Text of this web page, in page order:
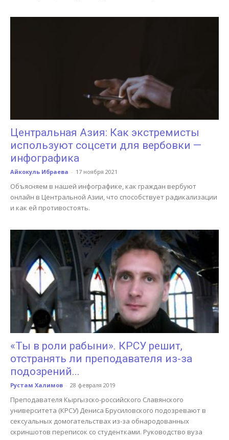
Центральная Азия: Как экстремисты
используют соцсети для вербовки —
инфографика
Айкокуль Ибраева - 17 ноября 2021
Объясняем в нашей инфографике, как граждан вербуют
онлайн в Центральной Азии, что способствует радикализации
и как ей противостоять.
«Ты в роли рабыни». КРСУ решит,
отстранять ли преподавателя из-за
подозрений...
Рустам Халимов - 28 февраля 2019
Преподавателя Кыргызско-российского Славянского
университета (КРСУ) Дениса Брусиловского подозревают в
сексуальных домогательствах из-за обнародованных
скриншотов переписок со студентками. Руководство вуза